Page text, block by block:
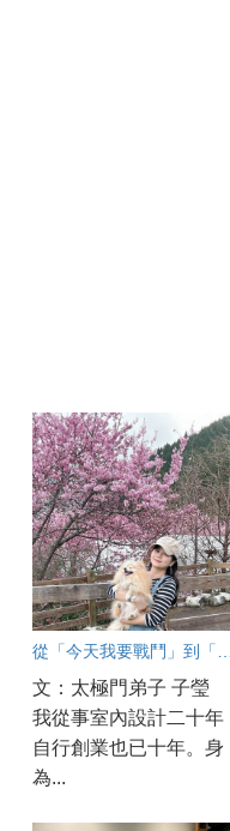
文：太極門弟子 子瑩
我從事室內設計二十年
自行創業也已十年。身
為...